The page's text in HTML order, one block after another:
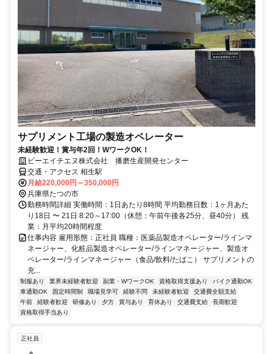
サプリメント工場の製造オペレーター
未経験歓迎！賞与年2回！WワークOK！
ビーエイチエヌ株式会社 播磨生産開発センター
交通・アクセス 相生駅
月給220,000円～350,000円
兵庫県たつの市
勤務時間詳細 実働時間：1日あたり8時間 平均勤務日数：1ヶ月あた
り18日 〜 21日 8:20～17:00（休憩：午前午後各25分、昼40分） 残
業：月平均20時間程度
仕事内容 雇用形態：正社員 職種：医薬品製造オペレーター/ラインマ
ネージャー、化粧品製造オペレーター/ラインマネージャー、製造オ
ペレーター/ラインマネージャー（食品/飲料/たばこ） サプリメントの
充...
制服あり 業界未経験者歓迎 副業・WワークOK 資格取得支援あり
バイク通勤OK
車通勤OK
固定時間制 職場見学可 経験不問 未経験者歓迎
交通費全額支給
午前
経験者歓迎 研修あり 夕方 賞与あり 育休あり 交通費支給
長期歓迎
資格取得手当あり
正社員